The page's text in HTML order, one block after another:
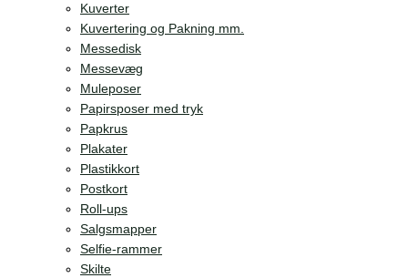
Kuverter
Kuvertering og Pakning mm.
Messedisk
Messevæg
Muleposer
Papirsposer med tryk
Papkrus
Plakater
Plastikkort
Postkort
Roll-ups
Salgsmapper
Selfie-rammer
Skilte